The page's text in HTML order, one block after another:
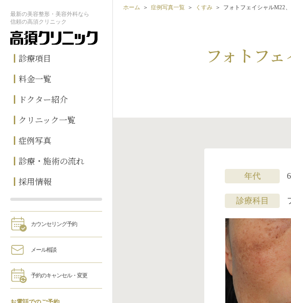
最新の美容整形・美容外科なら
信頼の高須クリニック
診療項目
料金一覧
ドクター紹介
クリニック一覧
症例写真
診療・施術の流れ
採用情報
カウンセリング予約
メール相談
予約のキャンセル・変更
ホーム 症例写真一覧 くすみ フォトフェイシャルM22
フォトフ
年代
診療科目